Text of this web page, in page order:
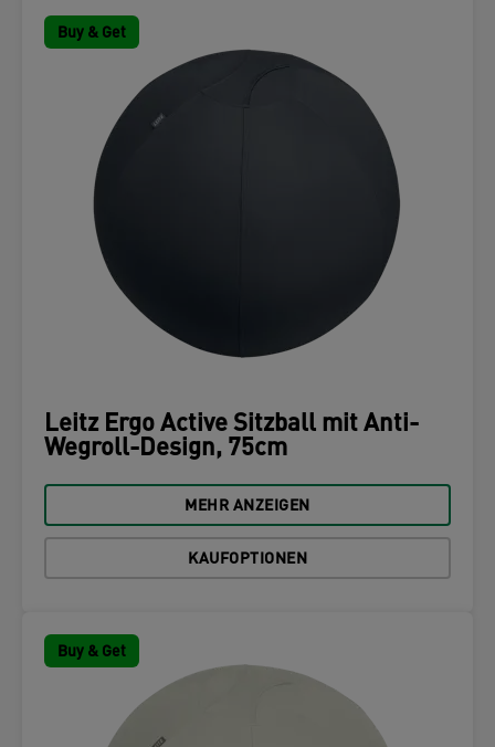
Buy & Get
Leitz Ergo Active Sitzball mit Anti-
Wegroll-Design, 75cm
MEHR ANZEIGEN
KAUFOPTIONEN
Buy & Get